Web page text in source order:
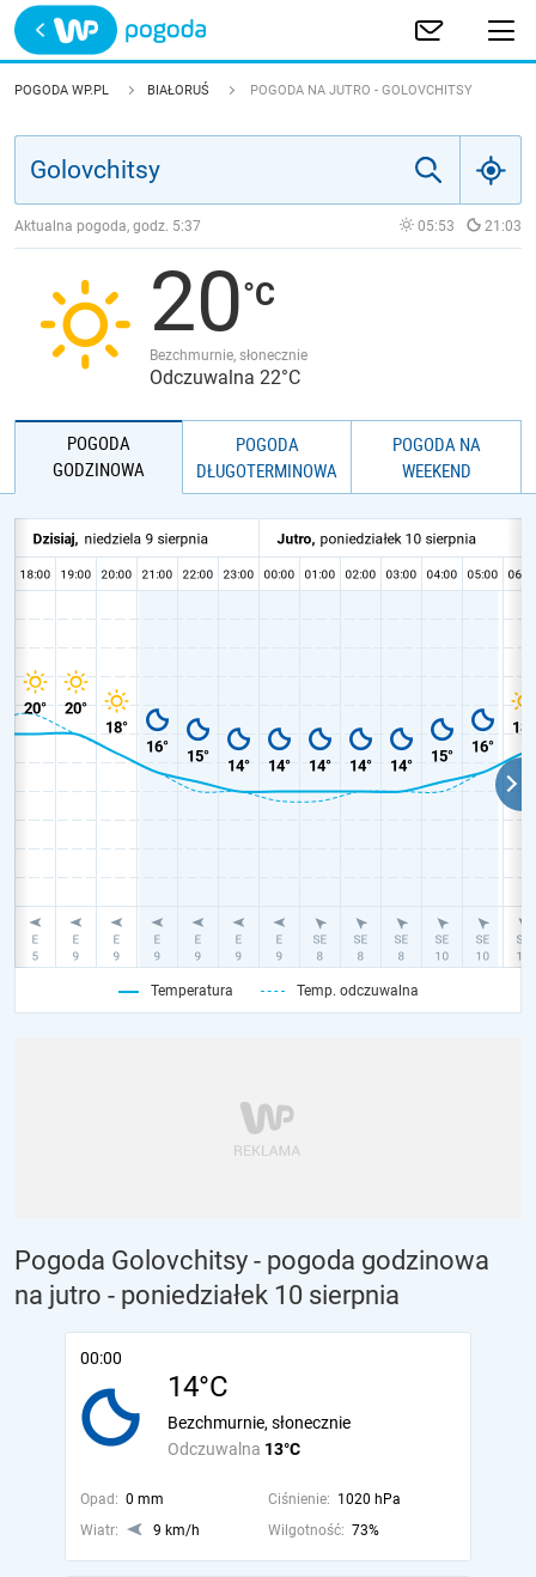
Trwa ładowanie
POLSKA
JAKOŚĆ POWIETRZA
POGODA WP.PL BIAŁORUŚ POGODA NA JUTRO - GOLOVCHITSY
Aktualna pogoda, godz. 5:37 05:53 21:03
20
Bezchmurnie, słonecznie
Odczuwalna 22°C
POGODA
GODZINOWA
POGODA
DŁUGOTERMINOWA
POGODA NA
WEEKEND
Temperatura Temp. odczuwalna
Pogoda Golovchitsy - pogoda godzinowa
na jutro - poniedziałek 10 sierpnia
00:00
14°C
Odczuwalna 13°C
Bezchmurnie, słonecznie
Opad: 0 mm Ciśnienie: 1020 hPa
Wiatr:
9 km/h Wilgotność: 73%